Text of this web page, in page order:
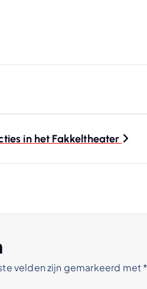
in het Fakkeltheater
velden zijn gemarkeerd met*